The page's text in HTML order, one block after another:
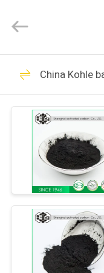
HAUS
PRODUKTE
ÜBER
FABRIK-
AUSFLUG
Carbon
Co.,Ltd..
Reserved.
Kohle
China Kohle